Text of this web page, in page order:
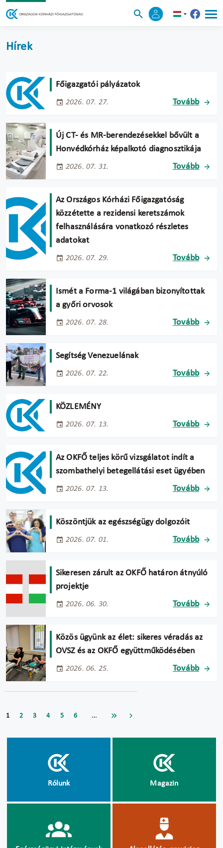
Hírek
Főigazgatói pályázatok
2026. 07. 27. Tovább
Új CT- és MR-berendezésekkel bővült a
Honvédkórház képalkotó diagnosztikája
2026. 07. 31. Tovább
Az Országos Kórházi Főigazgatóság
közzétette a rezidensi keretszámok
felhasználására vonatkozó részletes
adatokat
2026. 07. 29. Tovább
Ismét a Forma-1 világában bizonyítottak
a győri orvosok
2026. 07. 28. Tovább
Segítség Venezuelának
2026. 07. 22. Tovább
KÖZLEMÉNY
2026. 07. 13. Tovább
Az OKFŐ teljes körű vizsgálatot indít a
szombathelyi betegellátási eset ügyében
2026. 07. 13. Tovább
Köszöntjük az egészségügy dolgozóit
2026. 07. 01. Tovább
Sikeresen zárult az OKFŐ határon átnyúló
projektje
2026. 06. 30. Tovább
Közös ügyünk az élet: sikeres véradás az
OVSZ és az OKFŐ együttműködésében
2026. 06. 25. Tovább
1 2 3 4 5 6 …
Rólunk Magazin